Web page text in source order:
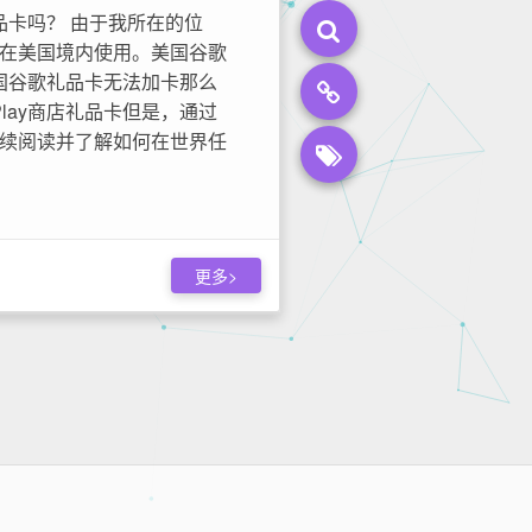
吗？ 由于我所在的位
美国境内使用。美国谷歌
歌礼品卡无法加卡那么
商店礼品卡但是，通过
阅读并了解如何在世界任
更多>